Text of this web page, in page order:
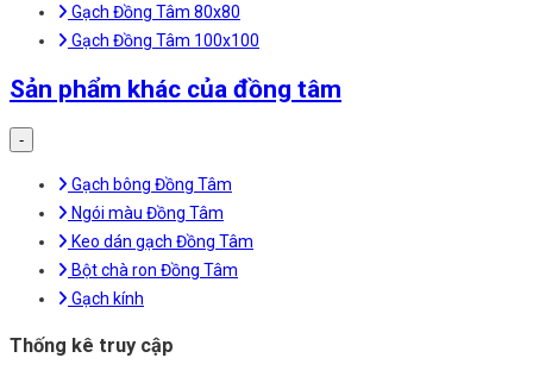
Gạch Đồng Tâm 80x80
Gạch Đồng Tâm 100x100
Sản phẩm khác của đồng tâm
-
Gạch bông Đồng Tâm
Ngói màu Đồng Tâm
Keo dán gạch Đồng Tâm
Bột chà ron Đồng Tâm
Gạch kính
Thống kê truy cập